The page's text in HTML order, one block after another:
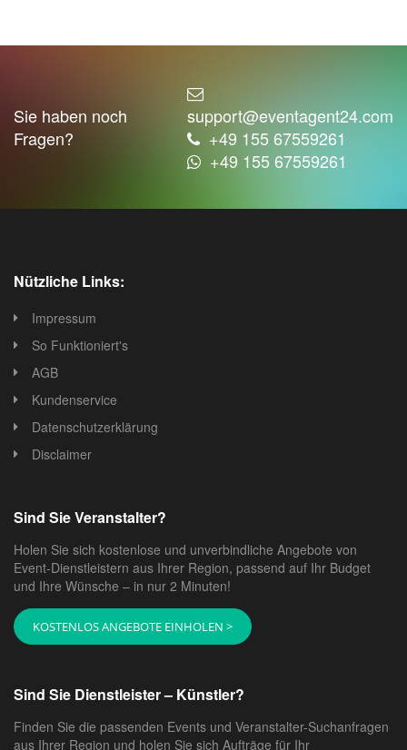
Sie haben noch
Fragen?
support@eventagent24.com
+49 155 67559261
+49 155 67559261
Nützliche Links:
Impressum
So Funktioniert's
AGB
Kundenservice
Datenschutzerklärung
Disclaimer
Sind Sie Veranstalter?
Holen Sie sich kostenlose und unverbindliche Angebote von
Event-Dienstleistern aus Ihrer Region, passend auf Ihr Budget
und Ihre Wünsche – in nur 2 Minuten!
KOSTENLOS ANGEBOTE EINHOLEN >
Sind Sie Dienstleister – Künstler?
Finden Sie die passenden Events und Veranstalter-Suchanfragen
aus Ihrer Region und holen Sie sich Aufträge für Ihr